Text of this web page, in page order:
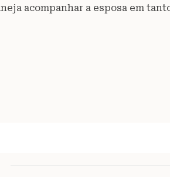
acompanhar a esposa em